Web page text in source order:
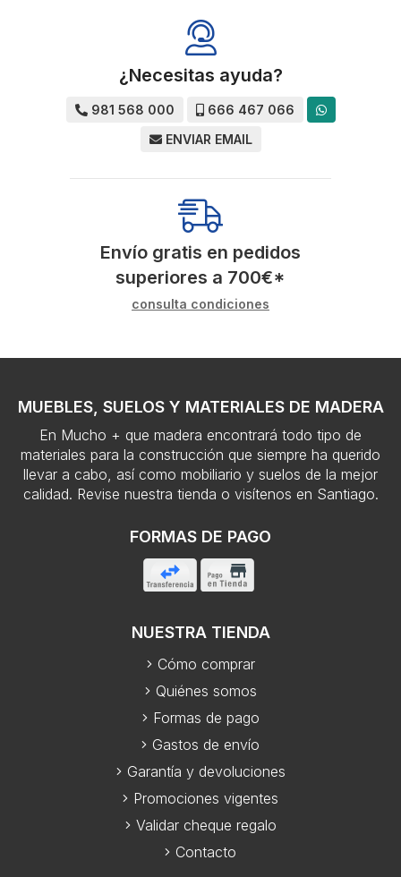
¿Necesitas ayuda?
981 568 000
666 467 066
ENVIAR EMAIL
Envío gratis en pedidos
superiores a 700€*
consulta condiciones
MUEBLES, SUELOS Y MATERIALES DE MADERA
En Mucho + que madera encontrará todo tipo de
materiales para la construcción que siempre ha querido
llevar a cabo, así como mobiliario y suelos de la mejor
calidad. Revise nuestra tienda o visítenos en Santiago.
FORMAS DE PAGO
NUESTRA TIENDA
Cómo comprar
Quiénes somos
Formas de pago
Gastos de envío
Garantía y devoluciones
Promociones vigentes
Validar cheque regalo
Contacto